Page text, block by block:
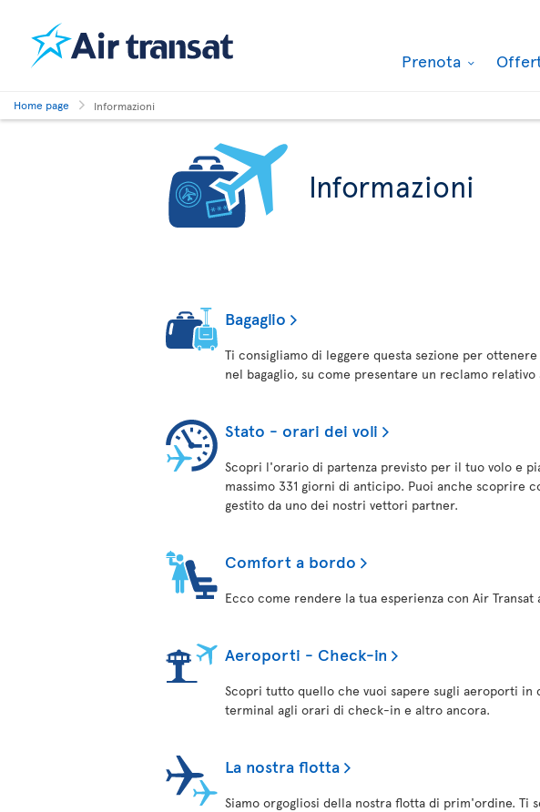
Prenota
Home page Informazioni
Informazioni
Bagaglio
Ti consigliamo di leggere questa sezione per
nel bagaglio, su come presentare un reclamo
Stato - orari dei voli
Scopri l'orario di partenza previsto per il tuo volo e
massimo 331 giorni di anticipo. Puoi anche scoprire
gestito da uno dei nostri vettori partner.
Comfort a bordo
Ecco come rendere la tua esperienza con Air Transat
Aeroporti - Check-in
Scopri tutto quello che vuoi sapere sugli aeroporti
terminal agli orari di check-in e altro ancora.
La nostra flotta
Siamo orgogliosi della nostra flotta di prim'ordine. Ti